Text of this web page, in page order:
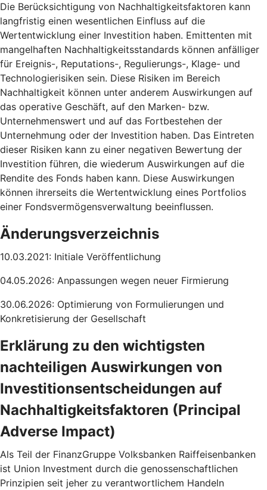
Die Berücksichtigung von Nachhaltigkeitsfaktoren kann
langfristig einen wesentlichen Einfluss auf die
Wertentwicklung einer Investition haben. Emittenten mit
mangelhaften Nachhaltigkeitsstandards können anfälliger
für Ereignis-, Reputations-, Regulierungs-, Klage- und
Technologierisiken sein. Diese Risiken im Bereich
Nachhaltigkeit können unter anderem Auswirkungen auf
das operative Geschäft, auf den Marken- bzw.
Unternehmenswert und auf das Fortbestehen der
Unternehmung oder der Investition haben. Das Eintreten
dieser Risiken kann zu einer negativen Bewertung der
Investition führen, die wiederum Auswirkungen auf die
Rendite des Fonds haben kann. Diese Auswirkungen
können ihrerseits die Wertentwicklung eines Portfolios
einer Fondsvermögensverwaltung beeinflussen.
Änderungsverzeichnis
10.03.2021: Initiale Veröffentlichung
04.05.2026: Anpassungen wegen neuer Firmierung
30.06.2026: Optimierung von Formulierungen und
Konkretisierung der Gesellschaft
Erklärung zu den wichtigsten
nachteiligen Auswirkungen von
Investitionsentscheidungen auf
Nachhaltigkeitsfaktoren (Principal
Adverse Impact)
Als Teil der FinanzGruppe Volksbanken Raiffeisenbanken
ist Union Investment durch die genossenschaftlichen
Prinzipien seit jeher zu verantwortlichem Handeln